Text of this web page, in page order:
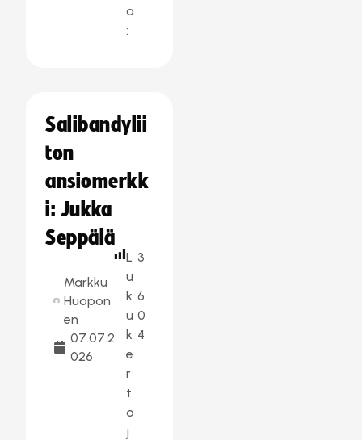
a
:
Salibandylii
ton
ansiomerkk
i: Jukka
Seppälä
Markku
Huopon
en
07.07.2
026
L
u
k
u
k
e
r
t
o
j
3
6
0
4